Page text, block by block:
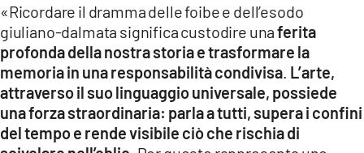
«Ricordare il dramma delle foibe e dell’esodo
giuliano-dalmata significa custodire unaferita
profonda della nostra storia e trasformare la
memoria in una responsabilità condivisa L’arte,
attraverso il suo linguaggio universale, possiede
una forza straordinaria: parla a tutti, supera i confini
del tempo e rende visibile ciò che rischia di